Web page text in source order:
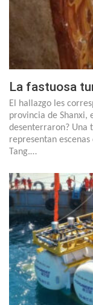
La fastuosa
El hallazgo les
provincia de Shanxi,
desenterraron? Una
representan
Tang.…